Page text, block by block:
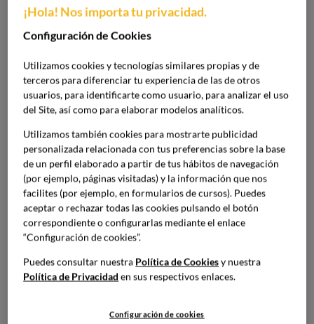
razones estéticas
, teniendo en cuenta la tendencia del ser
humano por comparar siguiendo el canon estético.
Decide llamar a esta línea de cosméticos “ Lleig
catalán, haciendo referencia al origen, los residuos. La
gama está formada por cuatro productos, envasados en
cilindros de cerámica y, por tanto, cuentan con la
vez que se han acabado, además estos recipientes están
diseñados para apilarse unos sobre otros. La línea de
cosméticos está diseñada para ser utilizada como parte de
unritual de bellezaque se inspira en las tradiciones de
bañoholísticasque han existido desde la antigüedad.
¡Hola! Nos importa tu privacidad.
Configuración de Cookies
Utilizamos cookies y tecnologías similares propias y de
terceros para diferenciar tu experiencia de las de otros
usuarios, para identificarte como usuario, para analizar el uso
del Site, así como para elaborar modelos analíticos.
Utilizamos también cookies para mostrarte publicidad
personalizada relacionada con tus preferencias sobre la base
de un perfil elaborado a partir de tus hábitos de navegación
(por ejemplo, páginas visitadas) y la información que nos
facilites (por ejemplo, en formularios de cursos). Puedes
aceptar o rechazar todas las cookies pulsando el botón
correspondiente o configurarlas mediante el enlace
“Configuración de cookies”.
Puedes consultar nuestra Política de Cookiesy nuestra
Política de Privacidad en sus respectivos enlaces.
Configuración de cookies